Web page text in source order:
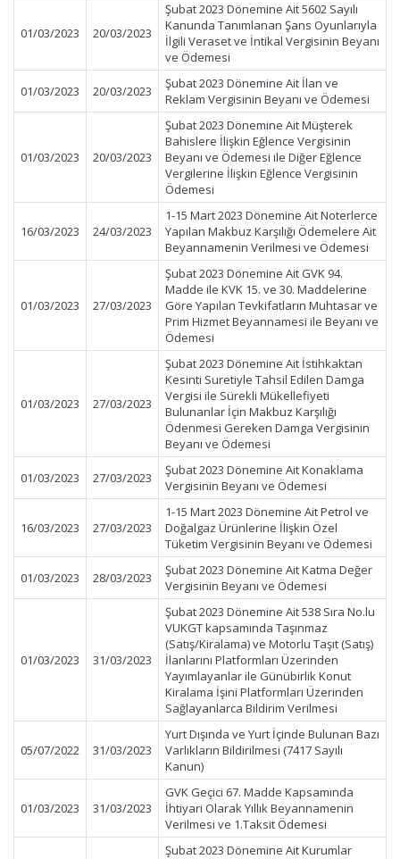
01/03/2023 20/03/2023
Şubat 2023 Dönemine Ait 5602 Sayılı
Kanunda Tanımlanan Şans Oyunlarıyla
İlgili Veraset ve İntikal Vergisinin Beyanı
ve Ödemesi
01/03/2023 20/03/2023
Şubat 2023 Dönemine Ait İlan ve
Reklam Vergisinin Beyanı ve Ödemesi
01/03/2023 20/03/2023
Şubat 2023 Dönemine Ait Müşterek
Bahislere İlişkin Eğlence Vergisinin
Beyanı ve Ödemesi ile Diğer Eğlence
Vergilerine İlişkin Eğlence Vergisinin
Ödemesi
16/03/2023 24/03/2023
1-15 Mart 2023 Dönemine Ait Noterlerce
Yapılan Makbuz Karşılığı Ödemelere Ait
Beyannamenin Verilmesi ve Ödemesi
01/03/2023 27/03/2023
Şubat 2023 Dönemine Ait GVK 94.
Madde ile KVK 15. ve 30. Maddelerine
Göre Yapılan Tevkifatların Muhtasar ve
Prim Hizmet Beyannamesi ile Beyanı ve
Ödemesi
01/03/2023 27/03/2023
Şubat 2023 Dönemine Ait İstihkaktan
Kesinti Suretiyle Tahsil Edilen Damga
Vergisi ile Sürekli Mükellefiyeti
Bulunanlar İçin Makbuz Karşılığı
Ödenmesi Gereken Damga Vergisinin
Beyanı ve Ödemesi
01/03/2023 27/03/2023
Şubat 2023 Dönemine Ait Konaklama
Vergisinin Beyanı ve Ödemesi
16/03/2023 27/03/2023
1-15 Mart 2023 Dönemine Ait Petrol ve
Doğalgaz Ürünlerine İlişkin Özel
Tüketim Vergisinin Beyanı ve Ödemesi
01/03/2023 28/03/2023
Şubat 2023 Dönemine Ait Katma Değer
Vergisinin Beyanı ve Ödemesi
01/03/2023 31/03/2023
Şubat 2023 Dönemine Ait 538 Sıra No.lu
VUKGT kapsamında Taşınmaz
(Satış/Kiralama) ve Motorlu Taşıt (Satış)
İlanlarını Platformları Üzerinden
Yayımlayanlar ile Günübirlik Konut
Kiralama İşini Platformları Üzerinden
Sağlayanlarca Bildirim Verilmesi
05/07/2022 31/03/2023
Yurt Dışında ve Yurt İçinde Bulunan Bazı
Varlıkların Bildirilmesi (7417 Sayılı
Kanun)
01/03/2023 31/03/2023
GVK Geçici 67. Madde Kapsamında
İhtiyari Olarak Yıllık Beyannamenin
Verilmesi ve 1.Taksit Ödemesi
Şubat 2023 Dönemine Ait Kurumlar